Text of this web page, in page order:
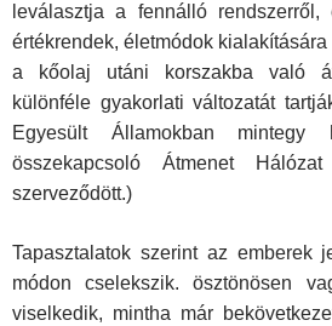
leválaszt­ja a fennálló rendszerről,
értékrendek, életmódok
a kőolaj utáni korszakba való
különféle gyakorlati változatát
Egyesült Államokban mintegy
összekapcsoló Átmenet
szerveződött.)
Tapasztalatok szerint az emberek
módon cselekszik. ösztönösen
viselkedik, mintha már